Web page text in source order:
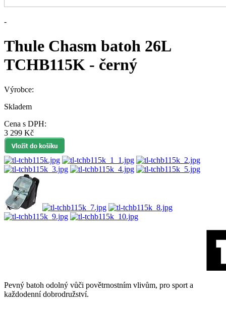
-
Thule Chasm batoh 26L
TCHB115K - černý
Výrobce:
Skladem
Cena s DPH:
3 299 Kč
Pevný batoh odolný vůči povětrnostním vlivům, pro sport a
každodenní dobrodružství.